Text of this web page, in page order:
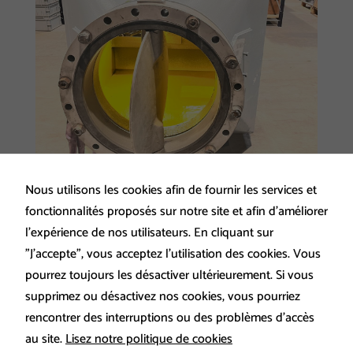
Zoom sur la protection
anti-usure d’une trémie
industrielle avec un
revêtement polymère
Nous utilisons les cookies afin de fournir les services et
fonctionnalités proposés sur notre site et afin d’améliorer
l’expérience de nos utilisateurs. En cliquant sur
”J’accepte”, vous acceptez l’utilisation des cookies. Vous
pourrez toujours les désactiver ultérieurement. Si vous
supprimez ou désactivez nos cookies, vous pourriez
rencontrer des interruptions ou des problèmes d’accès
au site.Lisez notre politique de cookies
d'hébergement
de médias tels
que YouTube.